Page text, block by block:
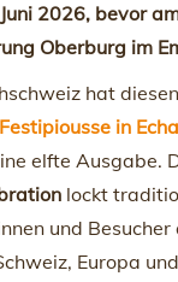
2026, bevor
Oberburg im
hat
Festipiousse in
elfte Ausgabe.
lockt
und
Europa